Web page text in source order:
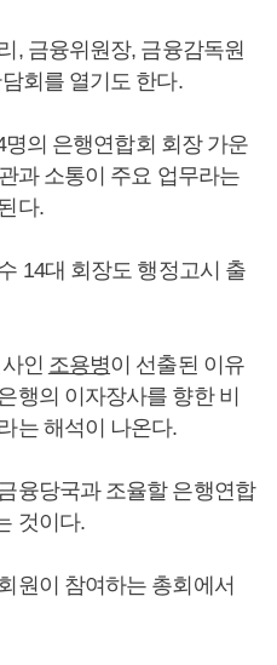
, 금융위원장, 금융감독원
회를 열기도 한다.
의 은행연합회 회장 가운
과 소통이 주요 업무라는
다.
14대 회장도 행정고시 출
인 조용병이 선출된 이유
행의 이자장사를 향한 비
는 해석이 나온다.
융당국과 조율할 은행연합
것이다.
원이 참여하는 총회에서